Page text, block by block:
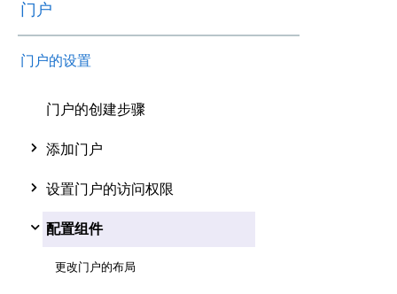
门户
门户的设置
门户的创建步骤
添加门户
设置门户的访问权限
配置组件
更改门户的布局